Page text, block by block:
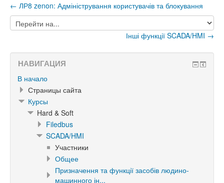
← ЛР8 zenon: Адміністрування користувачів та блокування
Перейти
на...
Інші функції SCADA/HMI →
НАВИГАЦИЯ
В начало
Страницы сайта
Курсы
Hard & Soft
Filedbus
SCADA/HMI
Участники
Общее
Призначення та функції засобів людино-
машинного ін...